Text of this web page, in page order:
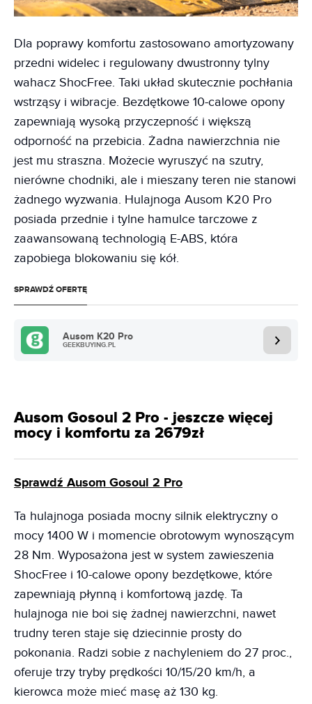
Dla poprawy komfortu zastosowano amortyzowany
przedni widelec i regulowany dwustronny tylny
wahacz ShocFree. Taki układ skutecznie pochłania
wstrząsy i wibracje. Bezdętkowe 10-calowe opony
zapewniają wysoką przyczepność i większą
odporność na przebicia. Żadna nawierzchnia nie
jest mu straszna. Możecie wyruszyć na szutry,
nierówne chodniki, ale i mieszany teren nie stanowi
żadnego wyzwania. Hulajnoga Ausom K20 Pro
posiada przednie i tylne hamulce tarczowe z
zaawansowaną technologią E-ABS, która
zapobiega blokowaniu się kół.
SPRAWDŹ OFERTĘ
Ausom K20 Pro
GEEKBUYING.PL
Ausom Gosoul 2 Pro - jeszcze więcej
mocy i komfortu za 2679zł
Sprawdź Ausom Gosoul 2 Pro
Ta hulajnoga posiada mocny silnik elektryczny o
mocy 1400 W i momencie obrotowym wynoszącym
28 Nm. Wyposażona jest w system zawieszenia
ShocFree i 10-calowe opony bezdętkowe, które
zapewniają płynną i komfortową jazdę. Ta
hulajnoga nie boi się żadnej nawierzchni, nawet
trudny teren staje się dziecinnie prosty do
pokonania. Radzi sobie z nachyleniem do 27 proc.,
oferuje trzy tryby prędkości 10/15/20 km/h, a
kierowca może mieć masę aż 130 kg.